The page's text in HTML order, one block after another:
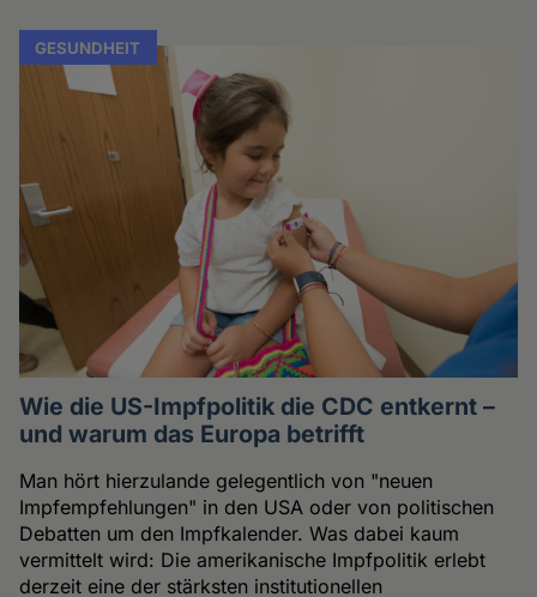
GESUNDHEIT
Wie die US-Impfpolitik die CDC entkernt –
und warum das Europa betrifft
Man hört hierzulande gelegentlich von "neuen
Impfempfehlungen" in den USA oder von politischen
Debatten um den Impfkalender. Was dabei kaum
vermittelt wird: Die amerikanische Impfpolitik erlebt
derzeit eine der stärksten institutionellen